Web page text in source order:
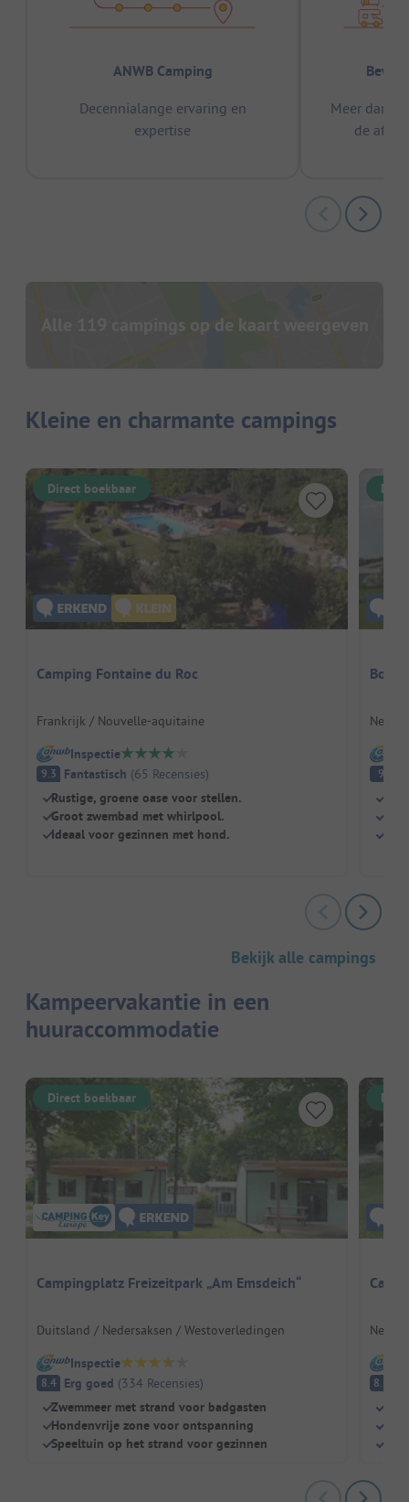
ANWB Camping
Decennialange ervaring en
expertise
Meer dan
de
Alle 119 campings op de kaart weergeven
Kleine en charmante campings
Direct boekbaar
Camping Fontaine du Roc
Frankrijk / Nouvelle-aquitaine
Inspectie
9.3 Fantastisch (65 Recensies)
Rustige, groene oase voor stellen.
Groot zwembad met whirlpool.
Ideaal voor gezinnen met hond.
9
Bekijk alle campings
Kampeervakantie in een
huuraccommodatie
Direct boekbaar
Campingplatz Freizeitpark „Am Emsdeich“
Duitsland / Nedersaksen / Westoverledingen
Inspectie
8.4 Erg goed (334 Recensies)
Zwemmeer met strand voor badgasten
Hondenvrije zone voor ontspanning
Speeltuin op het strand voor gezinnen
8.5